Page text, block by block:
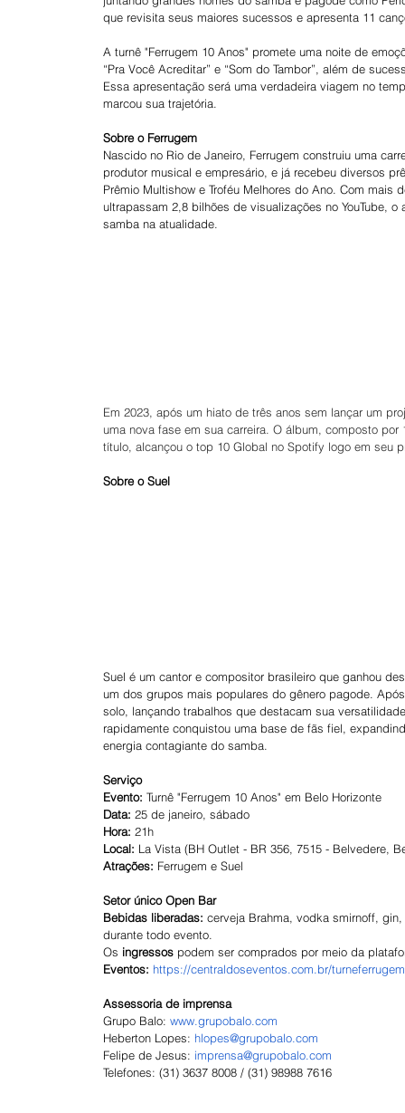
que revisita seus maiores sucessos e apresenta 11
A turnê "Ferrugem 10 Anos" promete uma noite de
“Pra Você Acreditar” e “Som do Tambor”, além de
Essa apresentação será uma verdadeira viagem no
marcou sua trajetória.
Sobre o Ferrugem
Nascido no Rio de Janeiro, Ferrugem construiu uma
produtor musical e empresário, e já recebeu diversos
Prêmio Multishow e Troféu Melhores do Ano. Com
ultrapassam 2,8 bilhões de visualizações no YouTube,
samba na atualidade.
Em 2023, após um hiato de três anos sem lançar um
uma nova fase em sua carreira. O álbum, composto por
título, alcançou o top 10 Global no Spotify logo em seu
Sobre o Suel
Suel é um cantor e compositor brasileiro que ganhou
um dos grupos mais populares do gênero pagode.
solo, lançando trabalhos que destacam sua
rapidamente conquistou uma base de fãs fiel,
energia contagiante do samba.
Serviço
Evento: Turnê "Ferrugem 10 Anos" em Belo Horizonte
Data: 25 de janeiro, sábado
Hora: 21h
Local: La Vista (BH Outlet - BR 356, 7515 - Belvedere,
Atrações: Ferrugem e Suel
Setor único Open Bar
Bebidas liberadas: cerveja Brahma, vodka smirnoff,
durante todo evento.
Os ingressos podem ser comprados por meio da
Eventos: https://centraldoseventos.com.br/
Assessoria de imprensa
Grupo Balo: www.grupobalo.com
Heberton Lopes: hlopes@grupobalo.com
Felipe de Jesus: imprensa@grupobalo.com
Telefones: (31) 3637 8008 / (31) 98988 7616